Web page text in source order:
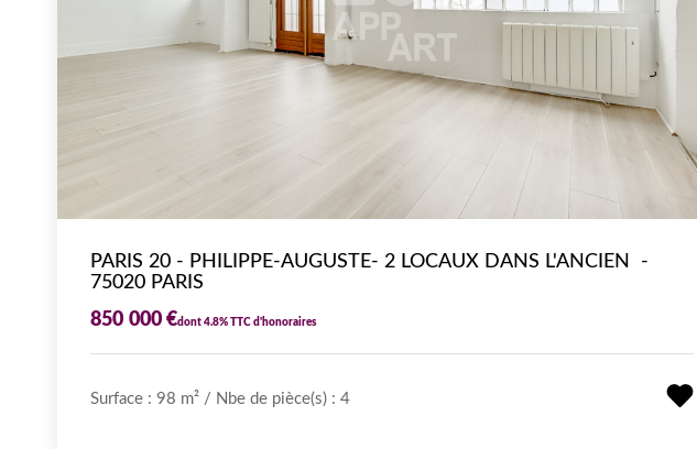
PARIS 20 - PHILIPPE-AUGUSTE- 2 LOCAUX DANS L'ANCIEN
-
75020 PARIS
850 000 €dont 4.8% TTC d'honoraires
Surface : 98 m² / Nbe de pièce(s) : 4